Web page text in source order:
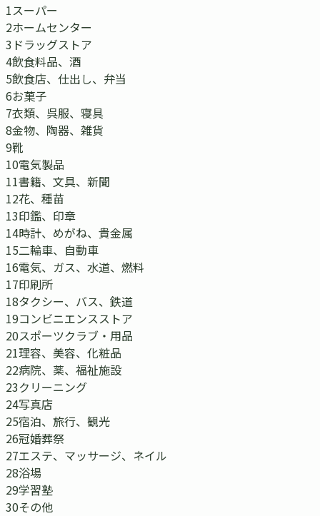
1スーパー
2ホームセンター
3 ドラッグストア
4飲食料品、酒
5飲食店、仕出し、弁当
6お菓子
7衣類、呉服、寝具
8金物、陶器、雑貨
9靴
10電気製品
11書籍、文具、新聞
12花、種苗
13印鑑、印章
14時計、めがね、貴金属
15二輪車、自動車
16電気、ガス、水道、燃料
17印刷所
18タクシー、バス、鉄道
19コンビニエンスストア
20スポーツクラブ・用品
21理容、美容、化粧品
22病院、薬、福祉施設
23クリーニング
24写真店
25宿泊、旅行、観光
26冠婚葬祭
27エステ、マッサージ、ネイル
28浴場
29学習塾
30その他